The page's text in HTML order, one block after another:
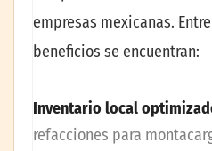
empresas mexicanas.
beneficios se encuentran:
Inventario local
refacciones para